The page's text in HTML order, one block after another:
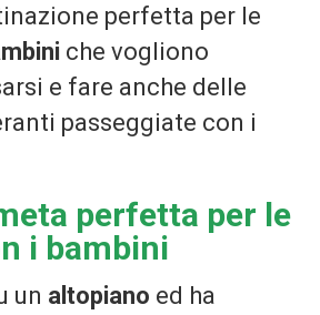
perfetta per le
che vogliono
e fare anche delle
passeggiate con i
perfetta per le
i bambini
un altopiano ed ha